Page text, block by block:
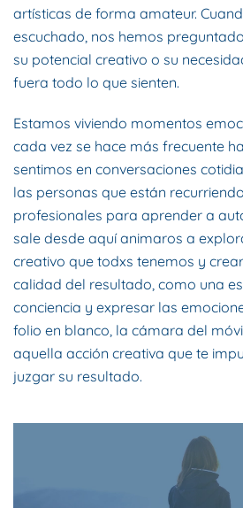
artísticas de forma amateur.
escuchado, nos hemos
su potencial creativo o su
fuera todo lo que sienten.
Estamos viviendo momentos
cada vez se hace más frecuente
sentimos en conversaciones
las personas que están
profesionales para aprender a
sale desde aquí animaros a
creativo que todxs tenemos y
calidad del resultado, como una
conciencia y expresar las
folio en blanco, la cámara del
aquella acción creativa que te
juzgar su resultado.